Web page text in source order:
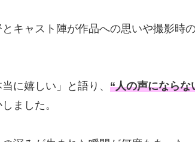
キャスト陣が作品への思いや撮影時
に嬉しい」と語り、 “人の声にならな
ました。